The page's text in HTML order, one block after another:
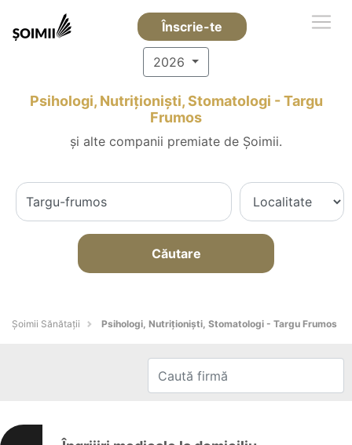
Înscrie-te
2026
Psihologi, Nutriționiști, Stomatologi - Targu
Frumos
și alte companii premiate de Șoimii.
Căutare
Şoimii Sănătații Psihologi, Nutriționiști, Stomatologi - Targu Frumos